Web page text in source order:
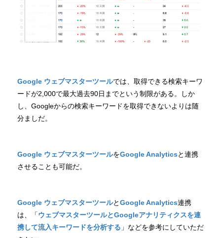
Google ウェブマスターツールでは、取得できる検索キーワ
ードが2,000で最大過去90日までという制限がある。しか
し、Googleからの検索キーワードを取得できないよりは随
分ましだ。
Google ウェブマスターツールをGoogle Analyticsと連携
させることも可能だ。
Google ウェブマスターツールとGoogle Analytics連携
は、「ウェブマスターツールとGoogleアナリティクスを連
携して流入キーワードを分析する 」などを参考にしていただ